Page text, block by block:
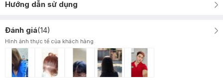
Hướng dẫn sử dụng
Đánh giá(14)
Hình ảnh thực tế của khách hàng